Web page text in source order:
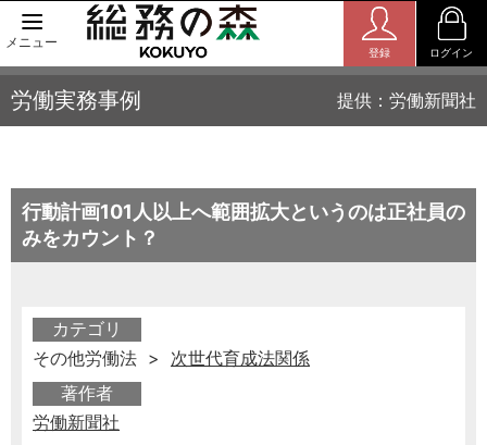
メニュー
登録 ログイン
労働実務事例 提供：労働新聞社
行動計画101人以上へ範囲拡大というのは正社員の
みをカウント？
カテゴリ
その他労働法 > 次世代育成法関係
著作者
労働新聞社